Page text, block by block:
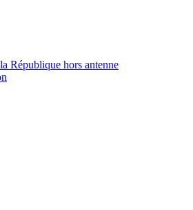
République hors antenne